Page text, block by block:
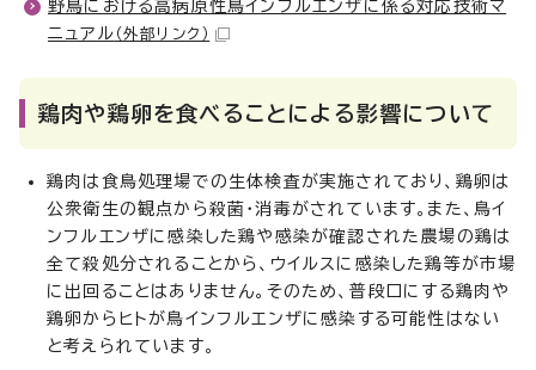
野鳥における高病原性鳥インフルエンザに係る対応技術マ
ニュアル （外部リンク）
鶏肉や鶏卵を食べることによる影響について
鶏肉は食鳥処理場での生体検査が実施されており、鶏卵は
公衆衛生の観点から殺菌・消毒がされています。また、鳥イ
ンフルエンザに感染した鶏や感染が確認された農場の鶏は
全て殺処分されることから、ウイルスに感染した鶏等が市場
に出回ることはありません。そのため、普段口にする鶏肉や
鶏卵からヒトが鳥インフルエンザに感染する可能性はない
と考えられています。